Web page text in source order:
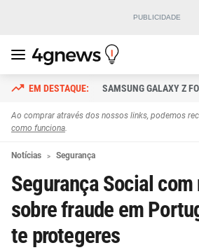
SAMSUNG GALAXY Z
Ao comprar através dos nossos links, podemos
como funciona.
Notícias Segurança
Segurança Social
sobre fraude em
te protegeres